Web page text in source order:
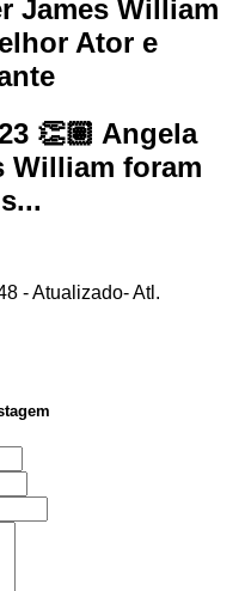
James William
Ator e
👏🏽 Angela
William foram
- Atualizado- Atl.